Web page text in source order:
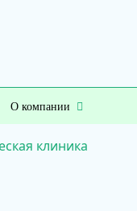
О компании
клиника